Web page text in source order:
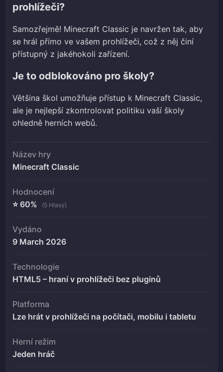
prohlížeči?
Samozřejmě! Minecraft Classic je navržen tak, aby
se hrál přímo ve vašem prohlížeči, což z něj činí
přístupný z jakéhokoli zařízení.
Je to odblokováno pro školy?
Většina škol umožňuje přístup k Minecraft Classic,
ale je nejlepší zkontrolovat politiku vaší školy
ohledně herních webů.
Název hry
Minecraft Classic
Hodnocení
⭐ 60%
(5 Hlasy)
Vydáno
9 March 2026
Technologie
HTML5 – hraní v prohlížeči bez pluginů
Platforma
Lze hrát v prohlížeči na počítači, mobilu i tabletu
Herní režim
Jeden hráč